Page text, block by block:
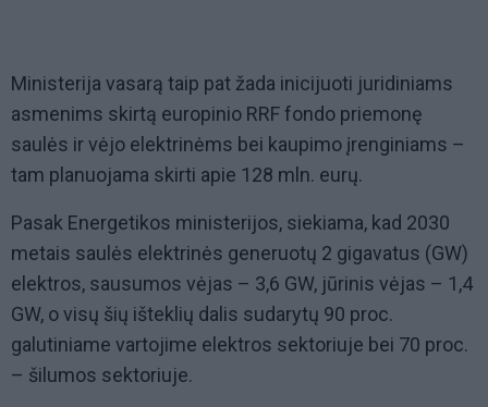
Ministerija vasarą taip pat žada inicijuoti juridiniams
asmenims skirtą europinio RRF fondo priemonę
saulės ir vėjo elektrinėms bei kaupimo įrenginiams –
tam planuojama skirti apie 128 mln. eurų.
Pasak Energetikos ministerijos, siekiama, kad 2030
metais saulės elektrinės generuotų 2 gigavatus (GW)
elektros, sausumos vėjas – 3,6 GW, jūrinis vėjas – 1,4
GW, o visų šių išteklių dalis sudarytų 90 proc.
galutiniame vartojime elektros sektoriuje bei 70 proc.
– šilumos sektoriuje.